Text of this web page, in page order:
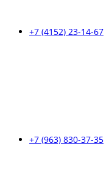
+7 (4152) 23-14-67
+7 (963) 830-37-35